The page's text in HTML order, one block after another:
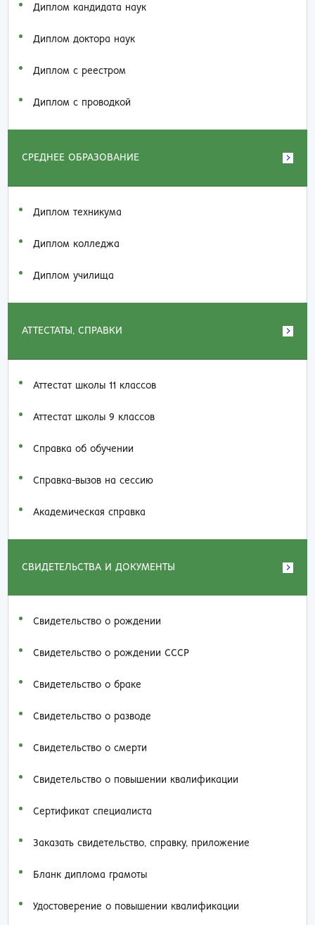
Диплом кандидата наук
Диплом доктора наук
Диплом с реестром
Диплом с проводкой
СРЕДНЕЕ ОБРАЗОВАНИЕ
Диплом техникума
Диплом колледжа
Диплом училища
АТТЕСТАТЫ, СПРАВКИ
Аттестат школы 11 классов
Аттестат школы 9 классов
Справка об обучении
Справка-вызов на сессию
Академическая справка
СВИДЕТЕЛЬСТВА И ДОКУМЕНТЫ
Свидетельство о рождении
Свидетельство о рождении СССР
Свидетельство о браке
Свидетельство о разводе
Свидетельство о смерти
Свидетельство о повышении квалификации
Сертификат специалиста
Заказать cвидетельство, справку, приложение
Бланк диплома грамоты
Удостоверение о повышении квалификации